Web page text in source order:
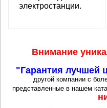
электростанции.
Внимание
"Гарантия лучшей
другой компании с
представленные в нашем